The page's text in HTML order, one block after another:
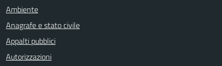
Ambiente
Anagrafe e stato civile
Appalti pubblici
Autorizzazioni